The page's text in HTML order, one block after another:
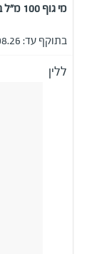
מי גוף 100 מ"ל ב-45 ₪ במקום 99.90 ₪
בתוקף עד: 31.08.26
ללין